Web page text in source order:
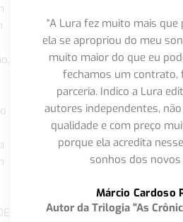
“A Lura fez muito mais
ela se apropriou do meu
muito maior do que eu
fechamos um contrato,
parceria. Indico a Lura
autores independentes,
qualidade e com preço
porque ela acredita
sonhos dos novos
Márcio Cardoso
Autor da Trilogia "As